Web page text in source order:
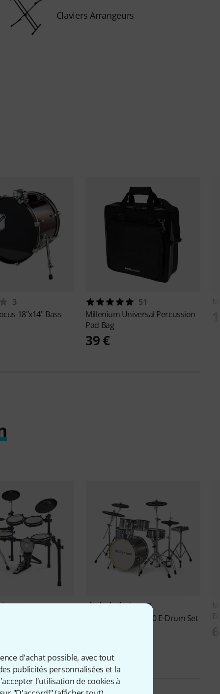
d'achat possible, avec tout
publicités personnalisées et la
l'utilisation de cookies à
Claviers Arrangeurs
3
18"x14" Bass
51
Millenium Universal Percussion
Pad Bag
39 €
496
363
MPS-1000 E-Drum Set